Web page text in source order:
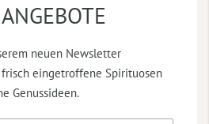
neuen Newsletter
eingetroffene Spirituosen
Genussideen.